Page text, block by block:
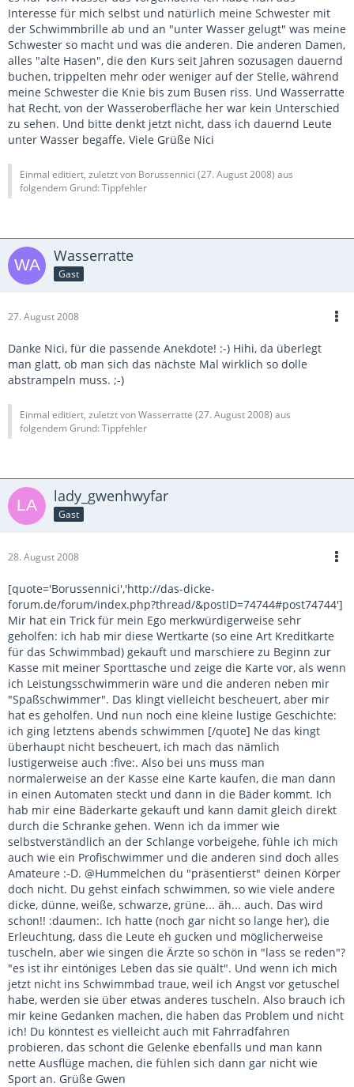
Interesse für mich selbst und natürlich meine Schwester mit
der Schwimmbrille ab und an "unter Wasser gelugt" was meine
Schwester so macht und was die anderen. Die anderen Damen,
alles "alte Hasen", die den Kurs seit Jahren sozusagen dauernd
buchen, trippelten mehr oder weniger auf der Stelle, während
meine Schwester die Knie bis zum Busen riss. Und Wasserratte
hat Recht, von der Wasseroberfläche her war kein Unterschied
zu sehen. Und bitte denkt jetzt nicht, dass ich dauernd Leute
unter Wasser begaffe. Viele Grüße Nici
Einmal editiert, zuletzt von Borussennici (27. August 2008) aus
folgendem Grund: Tippfehler
Wasserratte
Gast
27. August 2008
Danke Nici, für die passende Anekdote! :-) Hihi, da überlegt
man glatt, ob man sich das nächste Mal wirklich so dolle
abstrampeln muss. ;-)
Einmal editiert, zuletzt von Wasserratte (27. August 2008) aus
folgendem Grund: Tippfehler
lady_gwenhwyfar
Gast
28. August 2008
[quote='Borussennici','http://das-dicke-
forum.de/forum/index.php?thread/&postID=74744#post74744']
Mir hat ein Trick für mein Ego merkwürdigerweise sehr
geholfen: ich hab mir diese Wertkarte (so eine Art Kreditkarte
für das Schwimmbad) gekauft und marschiere zu Beginn zur
Kasse mit meiner Sporttasche und zeige die Karte vor, als wenn
ich Leistungsschwimmerin wäre und die anderen neben mir
"Spaßschwimmer". Das klingt vielleicht bescheuert, aber mir
hat es geholfen. Und nun noch eine kleine lustige Geschichte:
ich ging letztens abends schwimmen [/quote] Ne das kingt
überhaupt nicht bescheuert, ich mach das nämlich
lustigerweise auch :five:. Also bei uns muss man
normalerweise an der Kasse eine Karte kaufen, die man dann
in einen Automaten steckt und dann in die Bäder kommt. Ich
hab mir eine Bäderkarte gekauft und kann damit gleich direkt
durch die Schranke gehen. Wenn ich da immer wie
selbstverständlich an der Schlange vorbeigehe, fühle ich mich
auch wie ein Profischwimmer und die anderen sind doch alles
Amateure :-D. @Hummelchen du "präsentierst" deinen Körper
doch nicht. Du gehst einfach schwimmen, so wie viele andere
dicke, dünne, weiße, schwarze, grüne... äh... auch. Das wird
schon!! :daumen:. Ich hatte (noch gar nicht so lange her), die
Erleuchtung, dass die Leute eh gucken und möglicherweise
tuscheln, aber wie singen die Ärzte so schön in "lass se reden"?
"es ist ihr eintöniges Leben das sie quält". Und wenn ich mich
jetzt nicht ins Schwimmbad traue, weil ich Angst vor getuschel
habe, werden sie über etwas anderes tuscheln. Also brauch ich
mir keine Gedanken machen, die haben das Problem und nicht
ich! Du könntest es vielleicht auch mit Fahrradfahren
probieren, das schont die Gelenke ebenfalls und man kann
nette Ausflüge machen, die fühlen sich dann gar nicht wie
Sport an. Grüße Gwen